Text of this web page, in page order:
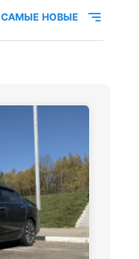
САМЫЕ НОВЫЕ